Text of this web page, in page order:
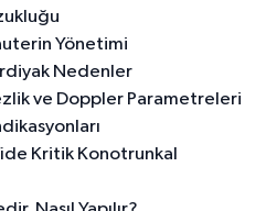
Yönetimi
Nedenler
ve Doppler Parametreleri
Kritik Konotrunkal